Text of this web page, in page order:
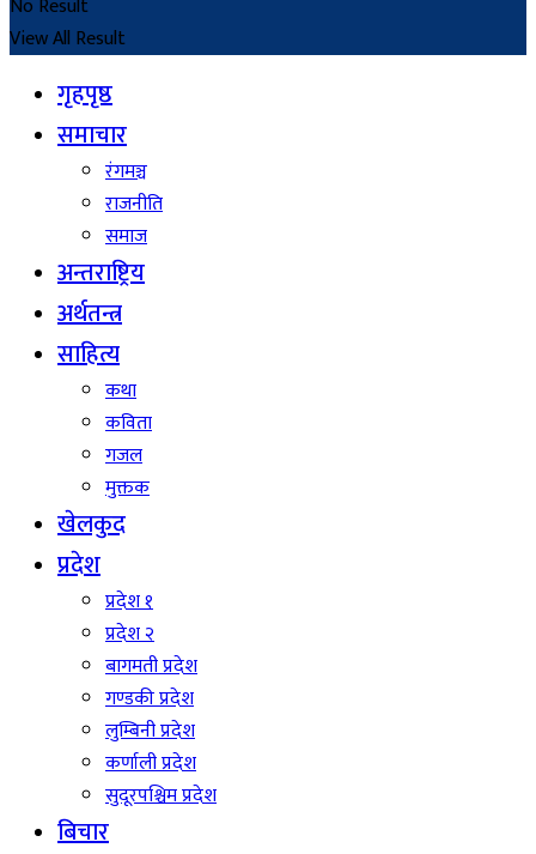
No Result
View All Result
गृहपृष्ठ
समाचार
रंगमञ्च
राजनीति
समाज
अन्तराष्ट्रिय
अर्थतन्त्र
साहित्य
कथा
कविता
गजल
मुक्तक
खेलकुद
प्रदेश
प्रदेश १
प्रदेश २
बागमती प्रदेश
गण्डकी प्रदेश
लुम्बिनी प्रदेश
कर्णाली प्रदेश
सुदूरपश्चिम प्रदेश
बिचार